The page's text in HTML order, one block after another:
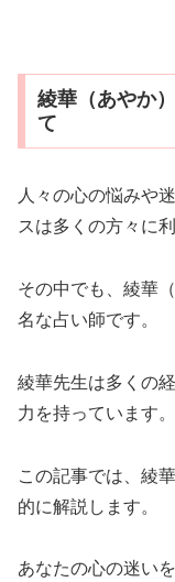
綾華（あやか
て
人々の心の悩みや
スは多くの方々に
その中でも、綾華
名な占い師です。
綾華先生は多くの
力を持っています。
この記事では、綾
的に解説します。
あなたの心の迷い